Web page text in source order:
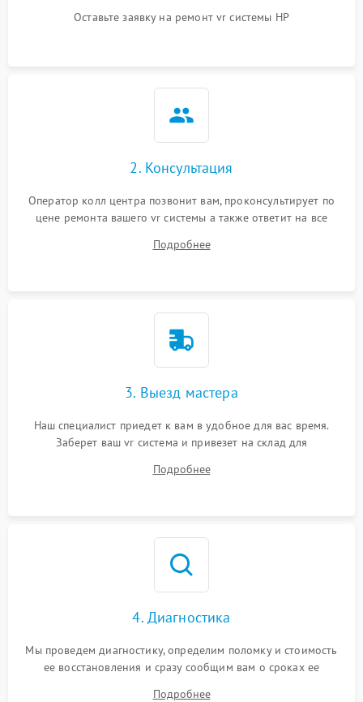
Оставьте заявку на ремонт vr системы HP
2. Консультация
Оператор колл центра позвонит вам, проконсультирует по
цене ремонта вашего vr системы а также ответит на все
Подробнее
3. Выезд мастера
Наш специалист приедет к вам в удобное для вас время.
Заберет ваш vr система и привезет на склад для
Подробнее
4. Диагностика
Мы проведем диагностику, определим поломку и стоимость
ее восстановления и сразу сообщим вам о сроках ее
Подробнее